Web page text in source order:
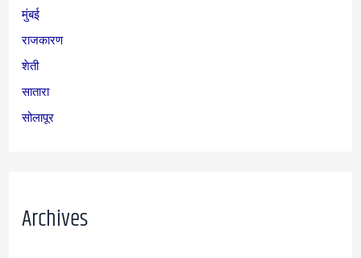
मुंबई
राजकारण
शेती
सातारा
सोलापूर
Archives